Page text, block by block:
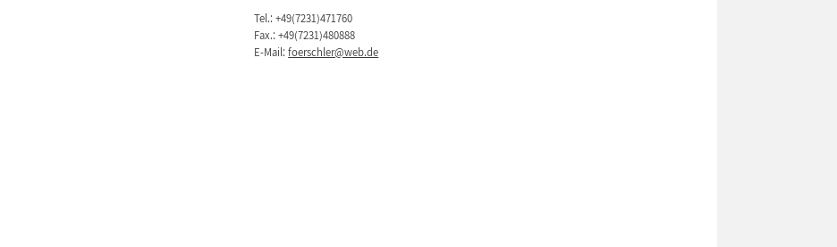
Tel.:+49(7231)471760
Fax.: +49(7231)480888
E-Mail:foerschler@web.de